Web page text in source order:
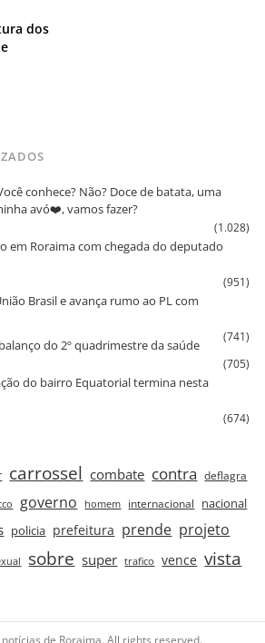
dos
conhece? Não? Doce de batata, uma
avó❤️, vamos fazer?
(1.028)
em Roraima com chegada do deputado
(951)
Brasil e avança rumo ao PL com
(741)
do 2º quadrimestre da saúde
(705)
do bairro Equatorial termina nesta
(674)
carrossel combate contra deflagra
governo homem internacional nacional
policia prefeitura prende projeto
sobre super trafico vence vista
de Roraima. All rights reserved.